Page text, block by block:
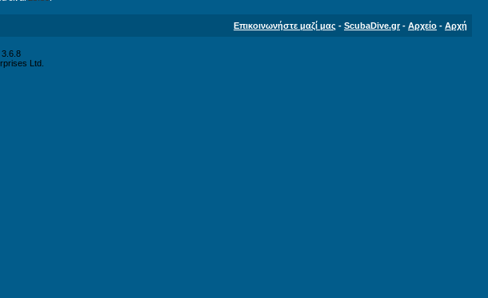
Επικοινωνήστε μαζί μας - ScubaDive.gr- Αρχείο - Αρχή
Ltd.